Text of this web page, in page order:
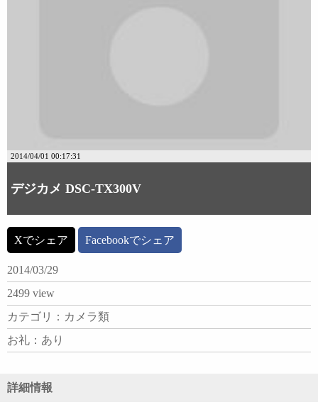
2014/04/01 00:17:31
デジカメ DSC-TX300V
Xでシェア Facebookでシェア
2014/03/29
2499 view
カテゴリ：カメラ類
お礼：あり
詳細情報